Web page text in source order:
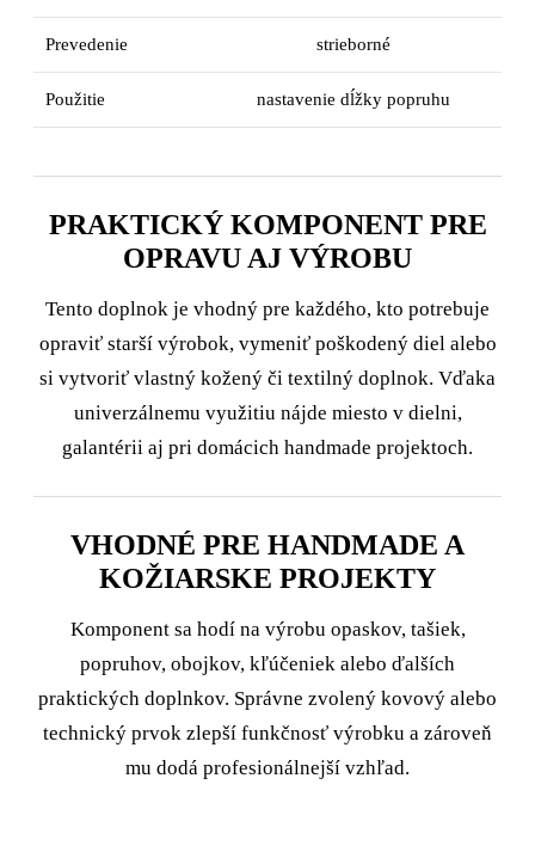
Prevedenie strieborné
Použitie nastavenie dĺžky popruhu
PRAKTICKÝ KOMPONENT PRE
OPRAVU AJ VÝROBU
Tento doplnok je vhodný pre každého, kto potrebuje
opraviť starší výrobok, vymeniť poškodený diel alebo
si vytvoriť vlastný kožený či textilný doplnok. Vďaka
univerzálnemu využitiu nájde miesto v dielni,
galantérii aj pri domácich handmade projektoch.
VHODNÉ PRE HANDMADE A
KOŽIARSKE PROJEKTY
Komponent sa hodí na výrobu opaskov, tašiek,
popruhov, obojkov, kľúčeniek alebo ďalších
praktických doplnkov. Správne zvolený kovový alebo
technický prvok zlepší funkčnosť výrobku a zároveň
mu dodá profesionálnejší vzhľad.